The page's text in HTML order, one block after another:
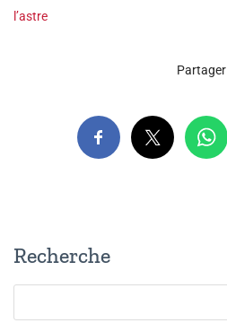
l’astre
Partager
Recherche